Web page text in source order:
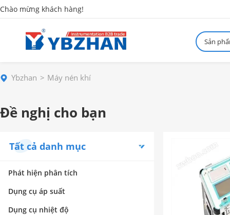
Chào mừng khách hàng!
Sản
Ybzhan Máy nén khí
Đề nghị cho bạn
Tất cả danh mục
Phát hiện phân tích
Dụng cụ áp suất
Dụng cụ nhiệt độ